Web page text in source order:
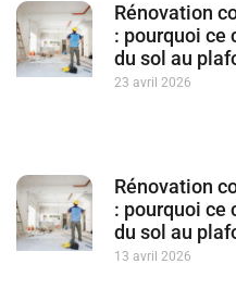
Rénovation
: pourquoi ce
du sol au
23 avril 2026
Rénovation
: pourquoi ce
du sol au
13 avril 2026